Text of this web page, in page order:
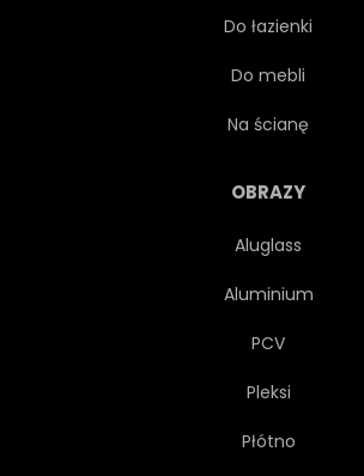
Do łazienki
Do mebli
Na ścianę
OBRAZY
Aluglass
Aluminium
PCV
Pleksi
Płótno